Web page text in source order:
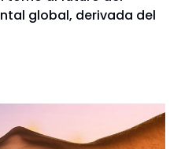
global, derivada del